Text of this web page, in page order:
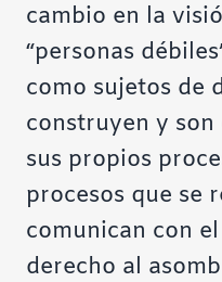
cambio en la
“personas
como sujetos de
construyen y son
sus propios
procesos que se
comunican con
derecho al